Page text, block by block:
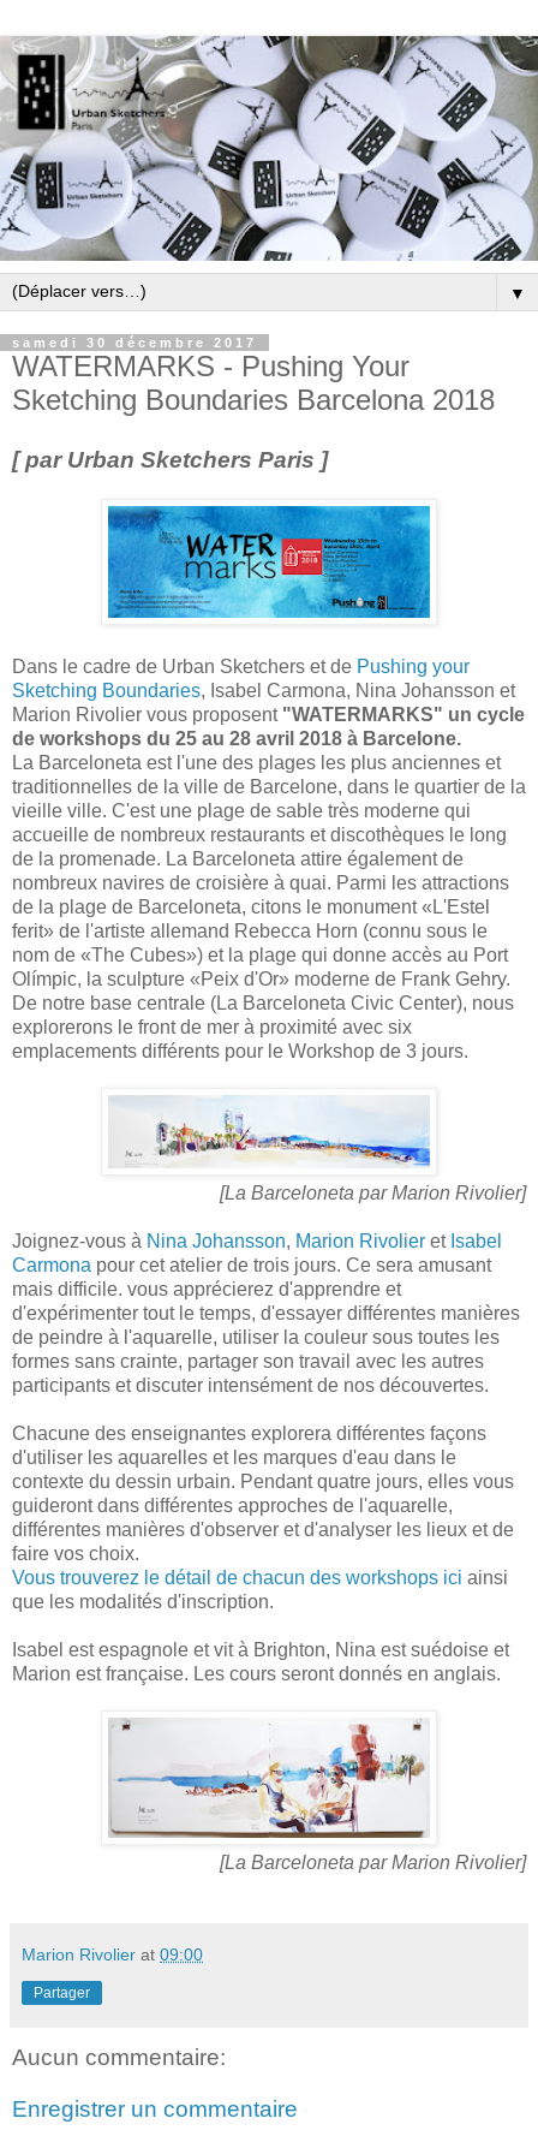
▼
samedi 30 décembre 2017
WATERMARKS - Pushing Your
Sketching Boundaries Barcelona 2018
[ par Urban Sketchers Paris ]
Dans le cadre de Urban Sketchers et de Pushing your
Sketching Boundaries, Isabel Carmona, Nina Johansson et
Marion Rivolier vous proposent "WATERMARKS" un cycle
de workshops du 25 au 28 avril 2018 à Barcelone.
La Barceloneta est l'une des plages les plus anciennes et
traditionnelles de la ville de Barcelone, dans le quartier de la
vieille ville. C'est une plage de sable très moderne qui
accueille de nombreux restaurants et discothèques le long
de la promenade. La Barceloneta attire également de
nombreux navires de croisière à quai. Parmi les attractions
de la plage de Barceloneta, citons le monument «L'Estel
ferit» de l'artiste allemand Rebecca Horn (connu sous le
nom de «The Cubes») et la plage qui donne accès au Port
Olímpic, la sculpture «Peix d'Or» moderne de Frank Gehry.
De notre base centrale (La Barceloneta Civic Center), nous
explorerons le front de mer à proximité avec six
emplacements différents pour le Workshop de 3 jours.
[La Barceloneta par Marion Rivolier]
Joignez-vous à Nina Johansson, Marion Rivolier et Isabel
Carmona pour cet atelier de trois jours. Ce sera amusant
mais difficile. vous apprécierez d'apprendre et
d'expérimenter tout le temps, d'essayer différentes manières
de peindre à l'aquarelle, utiliser la couleur sous toutes les
formes sans crainte, partager son travail avec les autres
participants et discuter intensément de nos découvertes.
Chacune des enseignantes explorera différentes façons
d'utiliser les aquarelles et les marques d'eau dans le
contexte du dessin urbain. Pendant quatre jours, elles vous
guideront dans différentes approches de l'aquarelle,
différentes manières d'observer et d'analyser les lieux et de
faire vos choix.
Vous trouverez le détail de chacun des workshops ici ainsi
que les modalités d'inscription.
Isabel est espagnole et vit à Brighton, Nina est suédoise et
Marion est française. Les cours seront donnés en anglais.
[La Barceloneta par Marion Rivolier]
Marion Rivolier at 09:00
Partager
Aucun commentaire:
Enregistrer un commentaire